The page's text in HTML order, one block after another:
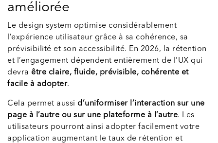
améliorée
Le design system optimise considérablement
l’expérience utilisateur grâce à sa cohérence, sa
prévisibilité et son accessibilité. En 2026, la rétention
et l’engagement dépendent entièrement de l’UX qui
devra être claire, fluide, prévisible, cohérente et
facile à adopter.
Cela permet aussi d’uniformiser l’interaction sur une
page à l’autre ou sur une plateforme à l’autre. Les
utilisateurs pourront ainsi adopter facilement votre
application augmentant le taux de rétention et